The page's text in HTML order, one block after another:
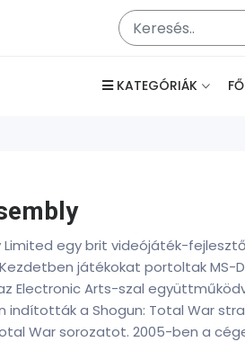
KATEGÓRIÁK
Limited egy brit videójáték-
játékokat portoltak MS-
Electronic Arts-szal
indították a Shogun: Total War
War sorozatot. 2005-ben a